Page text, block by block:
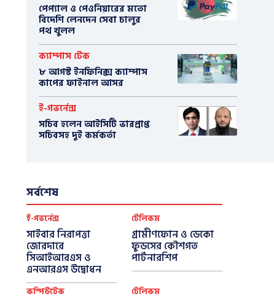
পেপ্যাল ও পেওনিয়ারের মতো
বিদেশি লেনদেন সেবা চালুর
পথ খুলল
ক্যাম্পাস টেক
৮ আগস্ট ইনফিনিক্স ক্যাম্পাস
কাপের ফাইনাল আসর
ই-গভর্নেন্স
সচিব হলেন আইসিটি ভারপ্রাপ্ত
সচিবসহ দুই কর্মকর্তা
সর্বশেষ
ই-গভর্নেন্স
সাইবার নিরাপত্তা
জোরদারে
সিআইআরএস ও
এনআরএস উদ্বোধন
টেলিকম
গ্রামীণফোন ও ডেকো
ফুডসের কৌশগত
পার্টনারশিপ
কম্পিউটেক টেলিকম